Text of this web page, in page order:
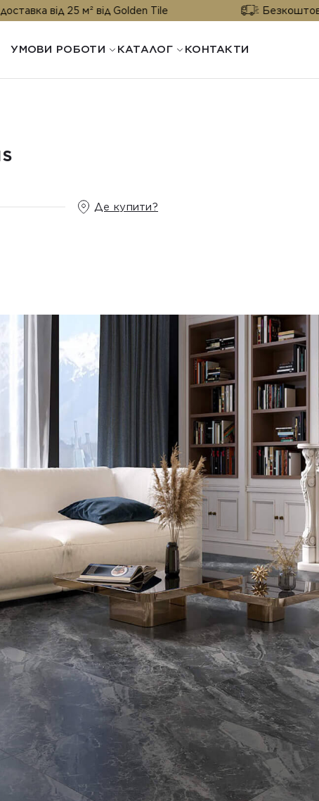
від 25 м² від Golden Tile Безкоштовна
УМОВИ РОБОТИ КАТАЛОГ КОНТАКТИ
Де купити?